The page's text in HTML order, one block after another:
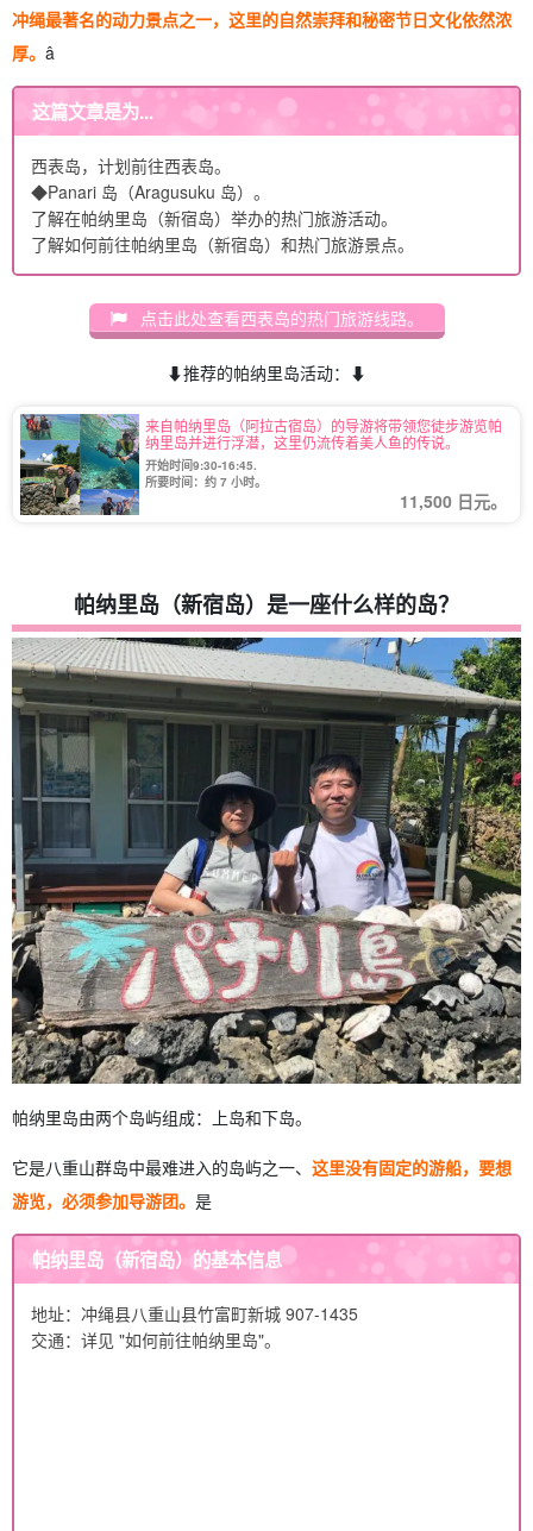
冲绳最著名的动力景点之一，这里的自然崇拜和秘密节日文化依然浓
厚。 â
这篇文章是为...
西表岛，计划前往西表岛。
◆Panari 岛（Aragusuku 岛）。
了解在帕纳里岛（新宿岛）举办的热门旅游活动。
了解如何前往帕纳里岛（新宿岛）和热门旅游景点。
点击此处查看西表岛的热门旅游线路。
⬇︎推荐的帕纳里岛活动：⬇︎
来自帕纳里岛（阿拉古宿岛）的导游将带领您徒步游览帕
纳里岛并进行浮潜，这里仍流传着美人鱼的传说。
开始时间9:30-16:45.
所要时间：约 7 小时。
11,500 日元。
帕纳里岛（新宿岛）是一座什么样的岛？
帕纳里岛由两个岛屿组成：上岛和下岛。
它是八重山群岛中最难进入的岛屿之一、 这里没有固定的游船，要想
游览，必须参加导游团。 是
帕纳里岛（新宿岛）的基本信息
地址：冲绳县八重山县竹富町新城 907-1435
交通：详见 "如何前往帕纳里岛"。